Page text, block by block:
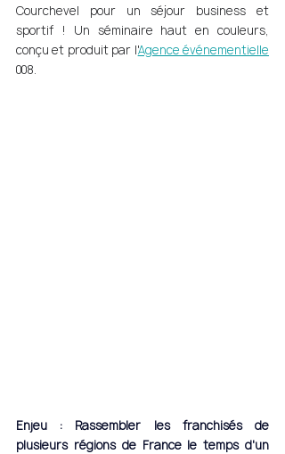
Courchevel pour un séjour business et
sportif ! Un séminaire haut en couleurs,
conçu et produit par l'Agence événementielle
008.
Enjeu : Rassembler les franchisés de
plusieurs régions de France le temps d'un